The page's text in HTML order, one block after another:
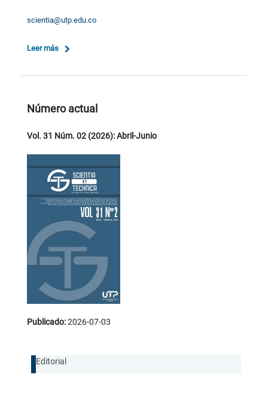
scientia@utp.edu.co
Leer más
Número actual
Vol. 31 Núm. 02 (2026): Abril-Junio
Publicado:2026-07-03
Editorial